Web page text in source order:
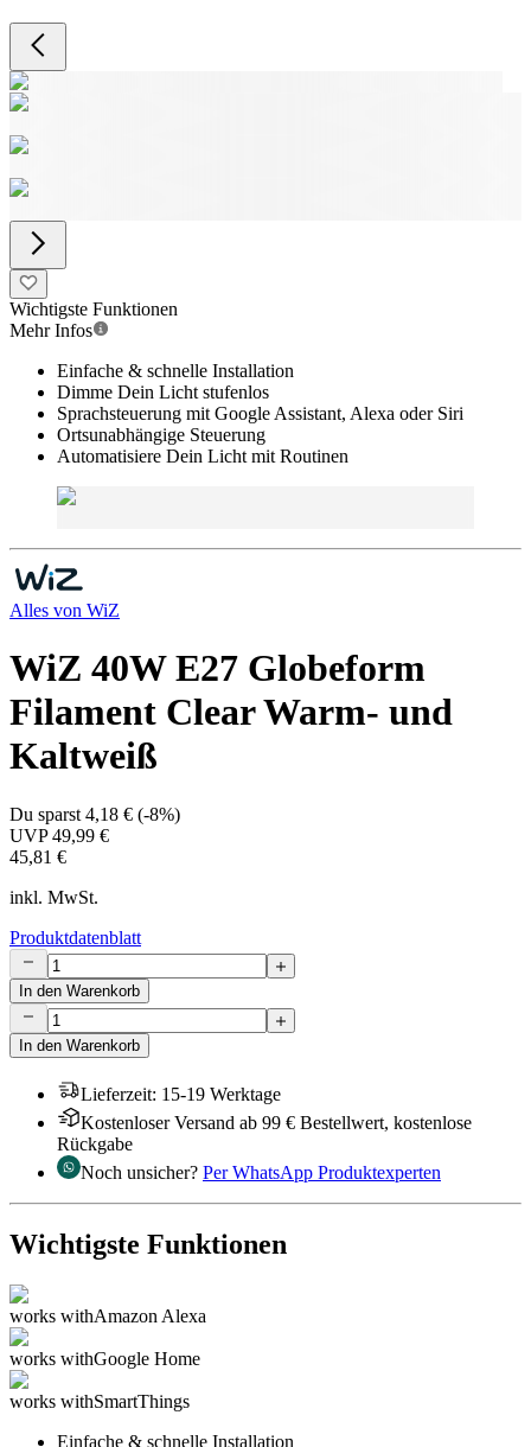
Wichtigste Funktionen
Mehr Infos
Einfache & schnelle Installation
Dimme Dein Licht stufenlos
Sprachsteuerung mit Google Assistant, Alexa oder Siri
Ortsunabhängige Steuerung
Automatisiere Dein Licht mit Routinen
Alles von WiZ
WiZ 40W E27 Globeform
Filament Clear Warm- und
Kaltweiß
Du sparst 4,18 € (-8%)
UVP49,99 €
45,81 €
inkl. MwSt.
Produktdatenblatt
In den Warenkorb
In den Warenkorb
Lieferzeit: 15-19 Werktage
Kostenloser Versand ab 99 € Bestellwert, kostenlose
Rückgabe
Noch unsicher? Per WhatsApp Produktexperten
Wichtigste Funktionen
works withAmazon Alexa
works withGoogle Home
works withSmartThings
Einfache & schnelle Installation